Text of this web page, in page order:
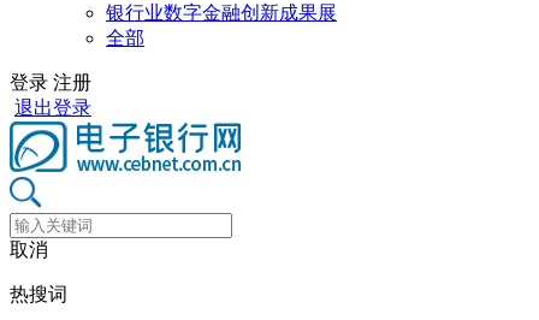
银行业数字金融创新成果展
全部
登录 注册
退出登录
取消
热搜词